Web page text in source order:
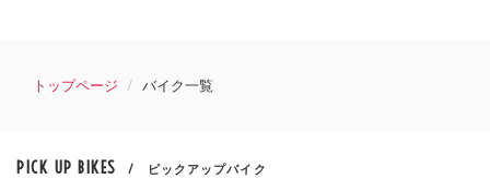
トップページ バイク一覧
PICK UP BIKES / ピックアップバイク